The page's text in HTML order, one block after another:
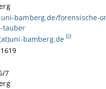
bamberg.de/forensische-
tauber
bamberg.de
7